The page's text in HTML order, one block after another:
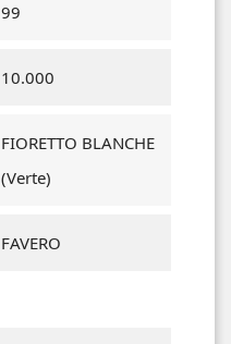
99
10.000
FIORETTO BLANCHE
(verte)
FAVERO